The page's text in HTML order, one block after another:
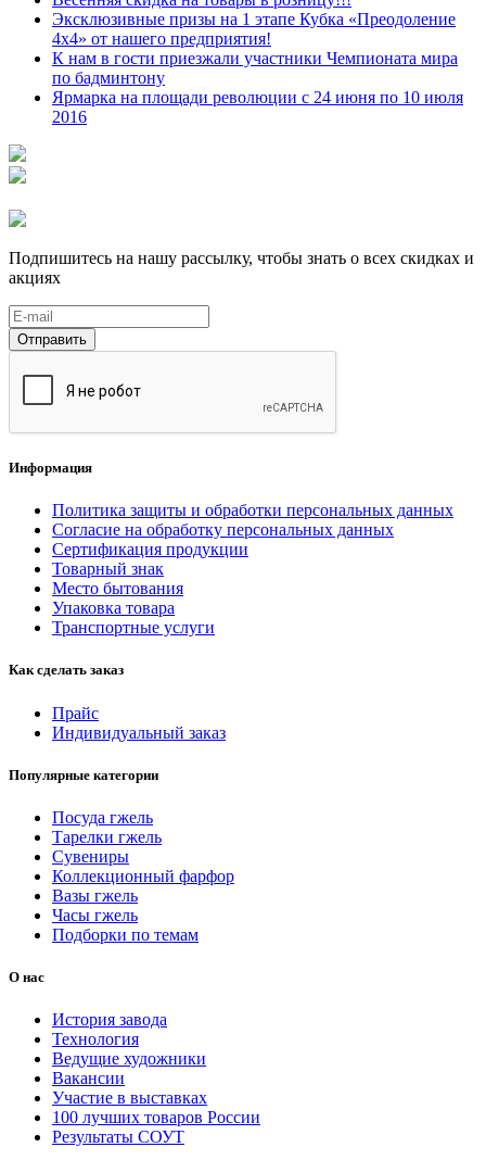
Эксклюзивные призы на 1 этапе Кубка «Преодоление
4х4» от нашего предприятия!
К нам в гости приезжали участники Чемпионата мира
по бадминтону
Ярмарка на площади революции с 24 июня по 10 июля
2016
Подпишитесь на нашу рассылку, чтобы знать о всех скидках и
акциях
Отправить
Информация
Политика защиты и обработки персональных данных
Согласие на обработку персональных данных
Сертификация продукции
Товарный знак
Место бытования
Упаковка товара
Транспортные услуги
Как сделать заказ
Прайс
Индивидуальный заказ
Популярные категории
Посуда гжель
Тарелки гжель
Сувениры
Коллекционный фарфор
Вазы гжель
Часы гжель
Подборки по темам
О нас
История завода
Технология
Ведущие художники
Вакансии
Участие в выставках
100 лучших товаров России
Результаты СОУТ